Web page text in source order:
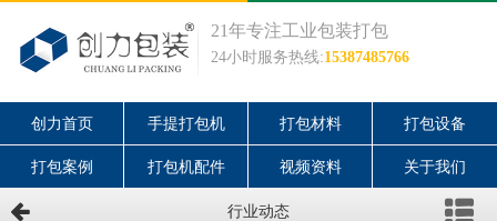
21年专注工业包装打包
24小时服务热线:15387485766
创力首页 手提打包机 打包材料 打包设备
打包案例 打包机配件 视频资料 关于我们
行业动态